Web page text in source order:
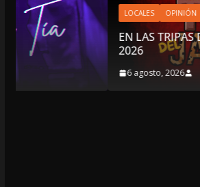
LOCALES OPINIÓN
EN LAS TRIPAS DEL JAGUAR:
2026
6 agosto, 2026